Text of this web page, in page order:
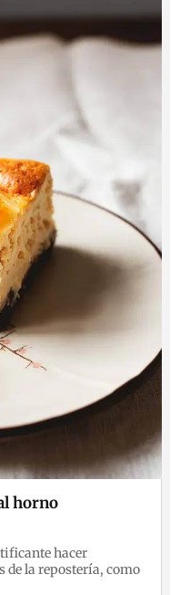
horno
hacer
de la repostería, como